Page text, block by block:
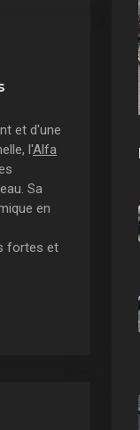
et d'une
l'Alfa
Sa
en
fortes et